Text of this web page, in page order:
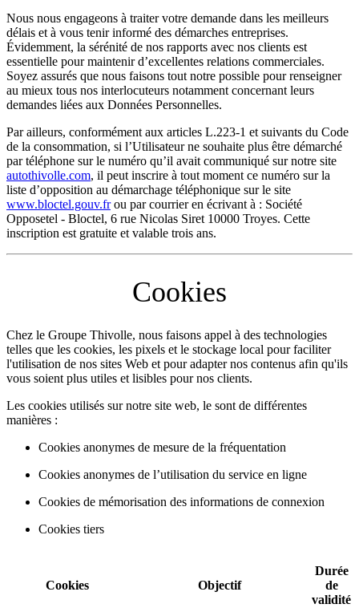
Nous nous engageons à traiter votre demande dans les meilleurs
délais et à vous tenir informé des démarches entreprises.
Évidemment, la sérénité de nos rapports avec nos clients est
essentielle pour maintenir d’excellentes relations commerciales.
Soyez assurés que nous faisons tout notre possible pour renseigner
au mieux tous nos interlocuteurs notamment concernant leurs
demandes liées aux Données Personnelles.
Par ailleurs, conformément aux articles L.223-1 et suivants du Code
de la consommation, si l’Utilisateur ne souhaite plus être démarché
par téléphone sur le numéro qu’il avait communiqué sur notre site
autothivolle.com, il peut inscrire à tout moment ce numéro sur la
liste d’opposition au démarchage téléphonique sur le site
www.bloctel.gouv.frou par courrier en écrivant à : Société
Opposetel - Bloctel, 6 rue Nicolas Siret 10000 Troyes. Cette
inscription est gratuite et valable trois ans.
Cookies
Chez le Groupe Thivolle, nous faisons appel à des technologies
telles que les cookies, les pixels et le stockage local pour faciliter
l'utilisation de nos sites Web et pour adapter nos contenus afin qu'ils
vous soient plus utiles et lisibles pour nos clients.
Les cookies utilisés sur notre site web, le sont de différentes
manières :
Cookies anonymes de mesure de la fréquentation
Cookies anonymes de l’utilisation du service en ligne
Cookies de mémorisation des informations de connexion
Cookies tiers
Cookies Objectif
Durée
de
validité